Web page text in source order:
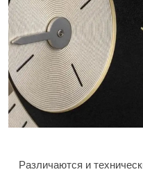
Различаются и